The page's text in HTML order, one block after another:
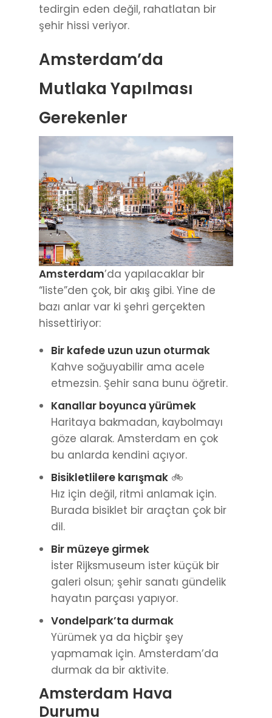
tedirgin eden değil, rahatlatan bir
şehir hissi veriyor.
Amsterdam’da
Mutlaka Yapılması
Gerekenler
Amsterdam’da yapılacaklar bir
“liste”den çok, bir akış gibi. Yine de
bazı anlar var ki şehri gerçekten
hissettiriyor:
Bir kafede uzun uzun oturmak
Kahve soğuyabilir ama acele
etmezsin. Şehir sana bunu öğretir.
Kanallar boyunca yürümek
Haritaya bakmadan, kaybolmayı
göze alarak. Amsterdam en çok
bu anlarda kendini açıyor.
Bisikletlilere karışmak 🚲
Hız için değil, ritmi anlamak için.
Burada bisiklet bir araçtan çok bir
dil.
Bir müzeye girmek
İster Rijksmuseum ister küçük bir
galeri olsun; şehir sanatı gündelik
hayatın parçası yapıyor.
Vondelpark’ta durmak
Yürümek ya da hiçbir şey
yapmamak için. Amsterdam’da
durmak da bir aktivite.
Amsterdam Hava
Durumu